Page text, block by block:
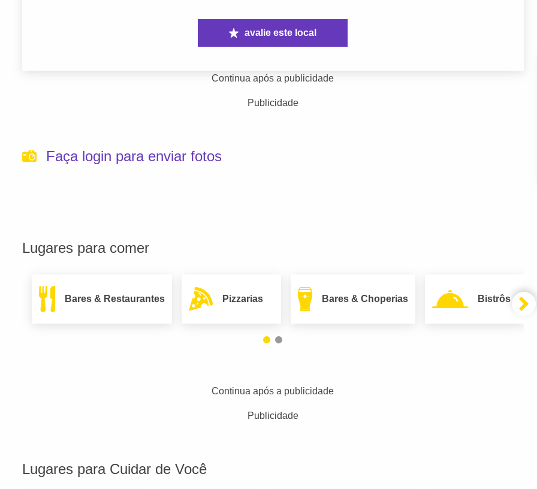
avalie este local
Continua após a publicidade
Publicidade
Faça login para enviar fotos
Lugares para comer
Bares & Restaurantes Pizzarias Bares & Choperias Bistrôs
Continua após a publicidade
Publicidade
Lugares para Cuidar de Você